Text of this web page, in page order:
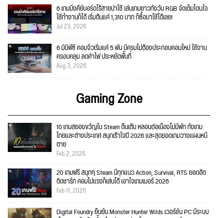
6 เกมมิ่งคีย์บอร์ดไร้สายน่าใช้ เล่นเกมยาวทั้งวัน RGB จัดเต็มโดนใจ
ใช้ทำงานก็ได้ เริ่มต้นแค่ 1,310 บาท ก็ซื้อมาใช้ได้เลย!
Jul 23, 2026
6 มินิพีซี คอมจิ๋วเริ่มแค่ 5 พัน มีครบไม่ต้องประกอบคอมใหม่ ใช้งาน
ครอบคลุม ลดค่าไฟ ประหยัดพื้นที่
Aug 3, 2026
Gaming Zone
10 เกมสยองขวัญใน Steam ตื่นเต้น หลอนต่อเนื่องไม่มีพัก ทั้งเกม
ไทยและต่างประเทศ สนุกเร้าใจปี 2026 และสุดยอดเกมวางแผนหนี
ตาย
Feb 2, 2026
20 เกมฟรี สนุกๆ Steam มีทุกแนว Action, Survival, RTS ยอดฮิต
ติดชาร์ท คอมไม่แรงก็เล่นได้ เอาใจเกมเมอร์ 2026
Feb 11, 2026
Digital Foundry ยืนยัน Monster Hunter Wilds เวอร์ชัน PC มีระบบ